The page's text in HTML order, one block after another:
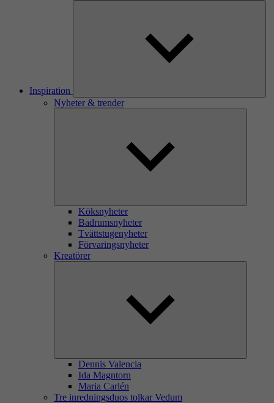
Inspiration
Nyheter & trender
Köksnyheter
Badrumsnyheter
Tvättstugenyheter
Förvaringsnyheter
Kreatörer
Dennis Valencia
Ida Magntorn
Maria Carlén
Tre inredningsduos tolkar Vedum